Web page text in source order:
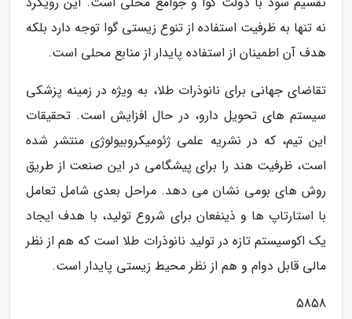
نه تنها به ظرفیت استفاده از تنوع زیستی گوا توجه دارد بلکه
هدف آن اطمینان از استفاده پایدار از منابع محلی است.
تقاضای جهانی برای نانوذرات طلا، به ویژه در زمینه پزشکی
سیستم های تحویل دارو، در حال افزایش است. تحقیقات
این تیم، که در نشریه علمی ژئومیکروبیولوژی منتشر شده
است، ظرفیت هند را برای پیشگامی در این صنعت از طریق
روش های بومی نشان می دهد. مراحل بعدی شامل تعامل
با استارتاپ ها و ذینفعان برای شروع تولید، با هدف ایجاد
یک اکوسیستم تازه در تولید نانوذرات طلا است که هم از نظر
مالی قابل دوام و هم از نظر محیط زیستی پایدار است.
5858